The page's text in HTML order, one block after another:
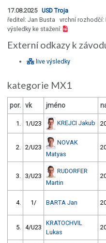
17.08.2025 USD Troja
ředitel: Jan Busta vrchní rozhodčí:
výsledky ke stažení:
Externí odkazy k
live výsledky
kategorie MX1
por. vk jméno
1. 1/U23 KREJCI Jakub
2. 2/U23
NOVAK
Matyas
3. 3/U23
RUDORFER
Martin
4. 1/ BARTA Jan
5. 4/U23
KRATOCHVIL
Lukas